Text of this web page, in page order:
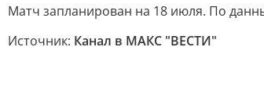
Матч запланирован на 18 июля. По
Источник: Канал в МАКС "ВЕСТИ"